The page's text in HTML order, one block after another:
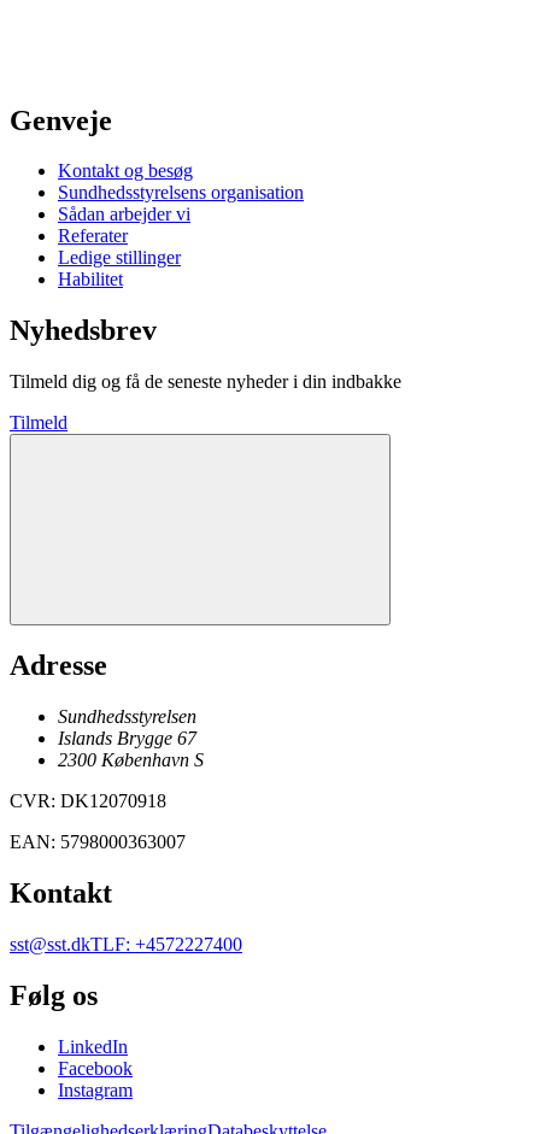
Genveje
Kontakt og besøg
Sundhedsstyrelsens organisation
Sådan arbejder vi
Referater
Ledige stillinger
Habilitet
Nyhedsbrev
Tilmeld dig og få de seneste nyheder i din indbakke
Tilmeld
Adresse
Sundhedsstyrelsen
Islands Brygge 67
2300 København S
CVR: DK12070918
EAN: 5798000363007
Kontakt
sst@sst.dkTLF: +4572227400
Følg os
LinkedIn
Facebook
Instagram